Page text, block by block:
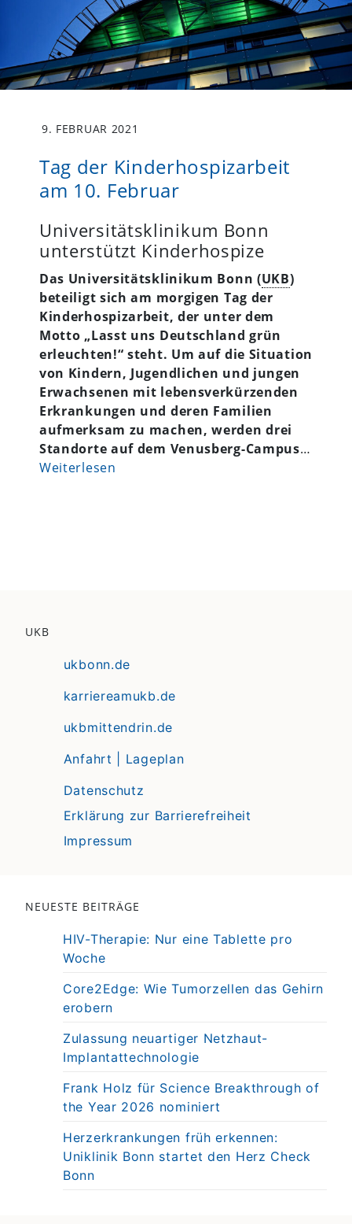
9. FEBRUAR 2021
Tag der Kinderhospizarbeit
am 10. Februar
Universitätsklinikum Bonn
unterstützt Kinderhospize
Das Universitätsklinikum Bonn (UKB)
beteiligt sich am morgigen Tag der
Kinderhospizarbeit, der unter dem
Motto „Lasst uns Deutschland grün
erleuchten!“ steht. Um auf die Situation
von Kindern, Jugendlichen und jungen
Erwachsenen mit lebensverkürzenden
Erkrankungen und deren Familien
aufmerksam zu machen, werden drei
Standorte auf dem Venusberg-Campus…
Weiterlesen
UKB
ukbonn.de
karriereamukb.de
ukbmittendrin.de
Anfahrt | Lageplan
Datenschutz
Erklärung zur Barrierefreiheit
Impressum
NEUESTE BEITRÄGE
HIV-Therapie: Nur eine Tablette pro
Woche
Core2Edge: Wie Tumorzellen das Gehirn
erobern
Zulassung neuartiger Netzhaut-
Implantattechnologie
Frank Holz für Science Breakthrough of
the Year 2026 nominiert
Herzerkrankungen früh erkennen:
Uniklinik Bonn startet den Herz Check
Bonn